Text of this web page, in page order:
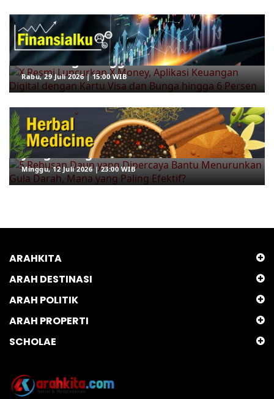
X Resmi Luncurkan X Money, Aplikasi
Keuangan Digital dengan Kartu Visa
dan Bunga hingga 6 Persen
Rabu, 29 Juli 2026 | 15:00 WIB
5 Rebusan Daun yang Dipercaya
Bantu Menurunkan Gula Darah, Mana
yang Paling Efektif?
Minggu, 12 Juli 2026 | 23:00 WIB
ARAHKITA
ARAH DESTINASI
ARAH POLITIK
ARAH PROPERTI
SCHOLAE